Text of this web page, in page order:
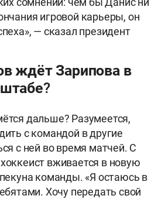
игровой карьеры, он
— сказал президент
ждёт Зарипова в
дальше? Разумеется,
с командой в другие
с ней во время матчей. С
вживается в новую
команды. «Я остаюсь в
Хочу передать свой